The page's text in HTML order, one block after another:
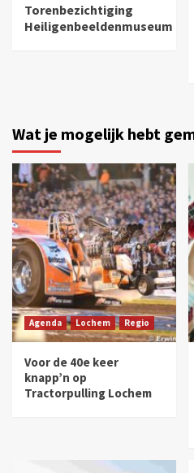
Torenbezichtiging
Heiligenbeeldenmuseum
Wat je mogelijk hebt
Agenda Lochem Regio
Voor de 40e keer
knapp’n op
Tractorpulling Lochem